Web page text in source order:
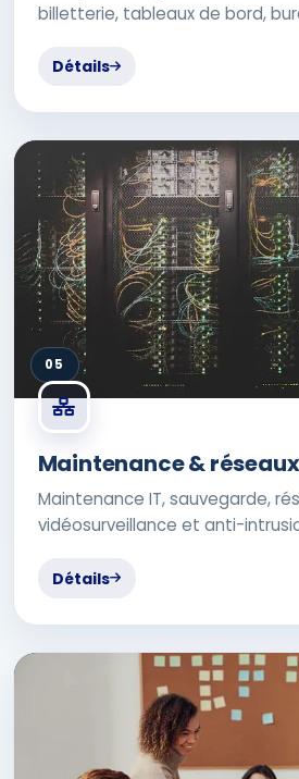
billetterie, tableaux de bord,
Détails
05
Maintenance & réseaux
Maintenance IT, sauvegarde,
vidéosurveillance et anti-
Détails